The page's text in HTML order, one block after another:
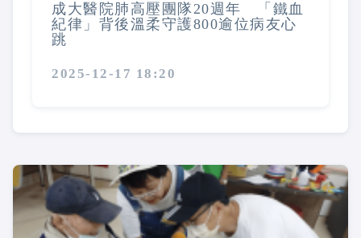
成大醫院肺高壓團隊20週年 「鐵血
紀律」背後溫柔守護800逾位病友心
跳
2025-12-17 18:20